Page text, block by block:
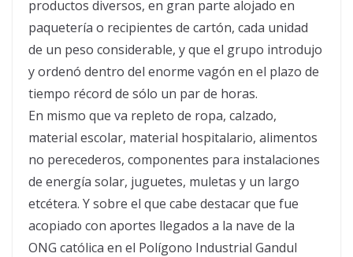
productos diversos, en gran parte alojado en
paquetería o recipientes de cartón, cada unidad
de un peso considerable, y que el grupo introdujo
y ordenó dentro del enorme vagón en el plazo de
tiempo récord de sólo un par de horas.
En mismo que va repleto de ropa, calzado,
material escolar, material hospitalario, alimentos
no perecederos, componentes para instalaciones
de energía solar, juguetes, muletas y un largo
etcétera. Y sobre el que cabe destacar que fue
acopiado con aportes llegados a la nave de la
ONG católica en el Polígono Industrial Gandul